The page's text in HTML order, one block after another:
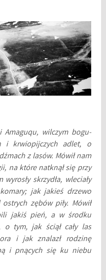
wilczym bogu-
i krwiopijczych adlet, o
z lasów. Mówił nam
na które natknął się przy
skrzydła, wleciały
jak jakieś drzewo
zębów piły. Mówił
jakiś pień, a w środku
o tym, jak ściął cały las
i jak znalazł rodzinę
i pnących się ku niebu